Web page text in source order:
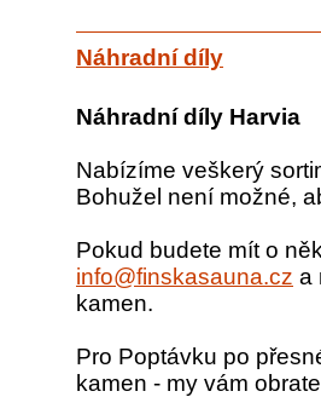
Náhradní díly
Náhradní díly Harvia
Nabízíme veškerý
Bohužel není možné,
Pokud budete mít o
info@finskasauna.cz a
kamen.
Pro Poptávku po
kamen - my vám